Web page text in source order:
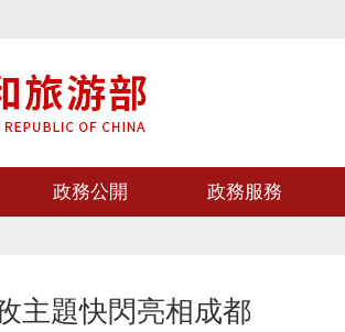
政務公開 政務服務
主題快閃亮相成都